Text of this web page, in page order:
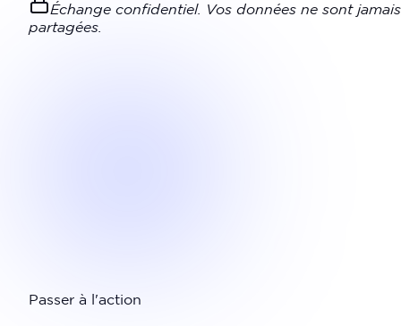
Échange confidentiel. Vos données ne sont jamais
partagées.
Passer à l'action